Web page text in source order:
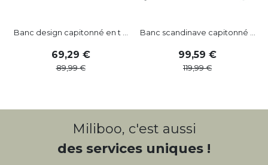
Banc design capitonné en t ...
69,29
89,99
Banc scandinave capitonné ...
99,59
119,99
Miliboo, c'est aussi
des services uniques !